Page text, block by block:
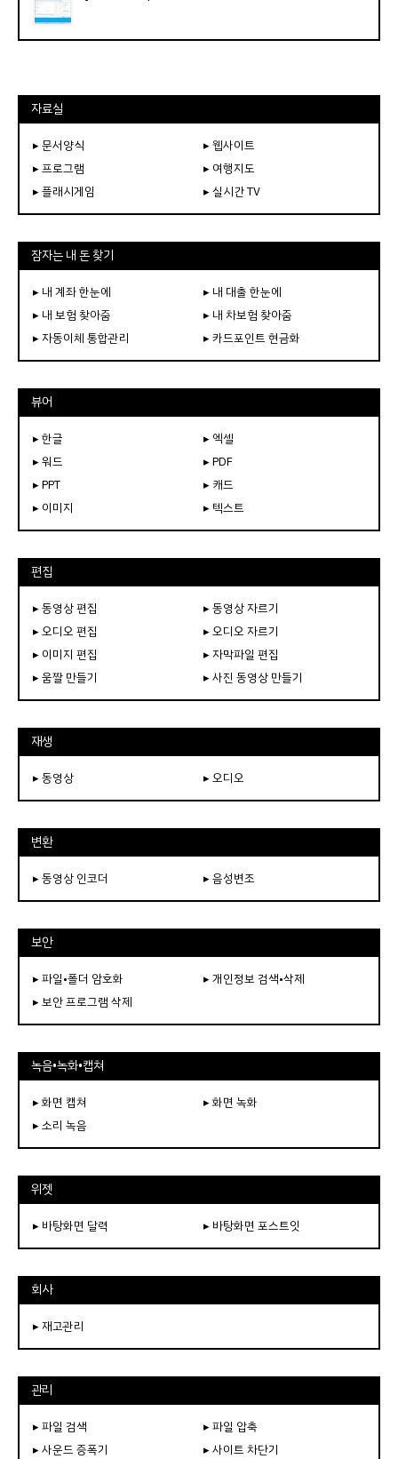
자료실
▸ 문서양식
▸ 웹사이트
▸ 프로그램
▸ 여행지도
▸ 플래시게임
▸ 실시간 TV
잠자는 내 돈 찾기
▸ 내 계좌 한눈에
▸ 내 대출 한눈에
▸ 내 보험 찾아줌
▸ 내 차보험 찾아줌
▸ 자동이체 통합관리
▸ 카드포인트 현금화
뷰어
▸ 한글
▸ 엑셀
▸ 워드
▸ PDF
▸ PPT
▸ 캐드
▸ 이미지
▸ 텍스트
편집
▸ 동영상 편집
▸ 동영상 자르기
▸ 오디오 편집
▸ 오디오 자르기
▸ 이미지 편집
▸ 자막파일 편집
▸ 움짤 만들기
▸ 사진 동영상 만들기
재생
▸ 동영상 ▸ 오디오
변환
▸ 동영상 인코더 ▸ 음성변조
보안
▸ 파일•폴더 암호화
▸ 개인정보 검색•삭제
▸ 보안 프로그램 삭제
녹음•녹화•캡쳐
▸ 화면 캡쳐
▸ 화면 녹화
▸ 소리 녹음
위젯
▸ 바탕화면 달력 ▸ 바탕화면 포스트잇
회사
▸ 재고관리
관리
▸ 파일 검색
▸ 파일 압축
▸ 사운드 증폭기
▸ 사이트 차단기